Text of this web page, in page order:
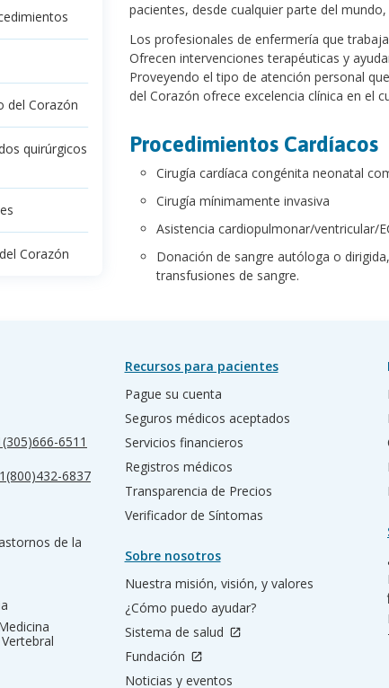
del Corazón
quirúrgicos
Corazón
pacientes, desde cualquier parte del
Los profesionales de enfermería que
Ofrecen intervenciones terapéuticas y
Proveyendo el tipo de atención personal
del Corazón ofrece excelencia clínica en el
Procedimientos Cardíacos
Cirugía cardíaca congénita neonatal
Cirugía mínimamente invasiva
Asistencia cardiopulmonar/ventricular/
Donación de sangre autóloga o
transfusiones de sangre.
6511
6837
de la
Recursos para pacientes
Pague su cuenta
Seguros médicos aceptados
Servicios financieros
Registros médicos
Transparencia de Precios
Verificador de Síntomas
Sobre nosotros
Nuestra misión, visión, y valores
¿Cómo puedo ayudar?
Sistema de salud
Fundación
Noticias y eventos